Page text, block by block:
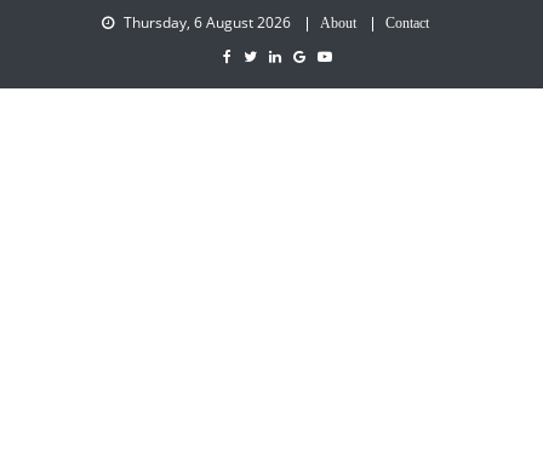
Thursday, 6 August 2026 About Contact